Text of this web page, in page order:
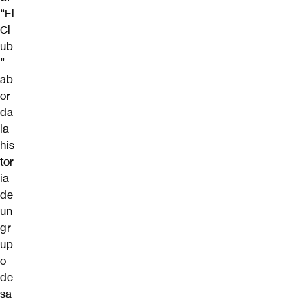
“El
Cl
ub
”
ab
or
da
la
his
tor
ia
de
un
gr
up
o
de
sa